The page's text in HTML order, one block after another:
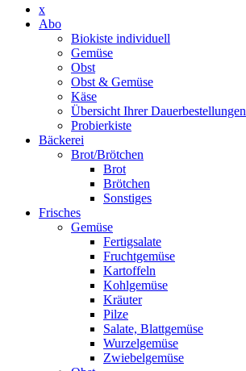
x
Abo
Biokiste individuell
Gemüse
Obst
Obst & Gemüse
Käse
Übersicht Ihrer Dauerbestellungen
Probierkiste
Bäckerei
Brot/Brötchen
Brot
Brötchen
Sonstiges
Frisches
Gemüse
Fertigsalate
Fruchtgemüse
Kartoffeln
Kohlgemüse
Kräuter
Pilze
Salate, Blattgemüse
Wurzelgemüse
Zwiebelgemüse